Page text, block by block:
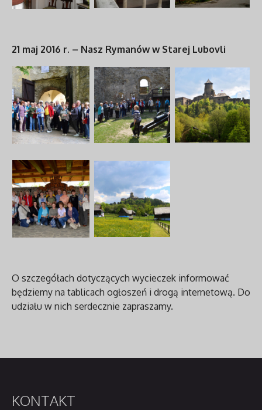
21 maj 2016 r. – Nasz Rymanów w Starej Lubovli
O szczegółach dotyczących wycieczek informować
będziemy na tablicach ogłoszeń i drogą internetową. Do
udziału w nich serdecznie zapraszamy.
KONTAKT